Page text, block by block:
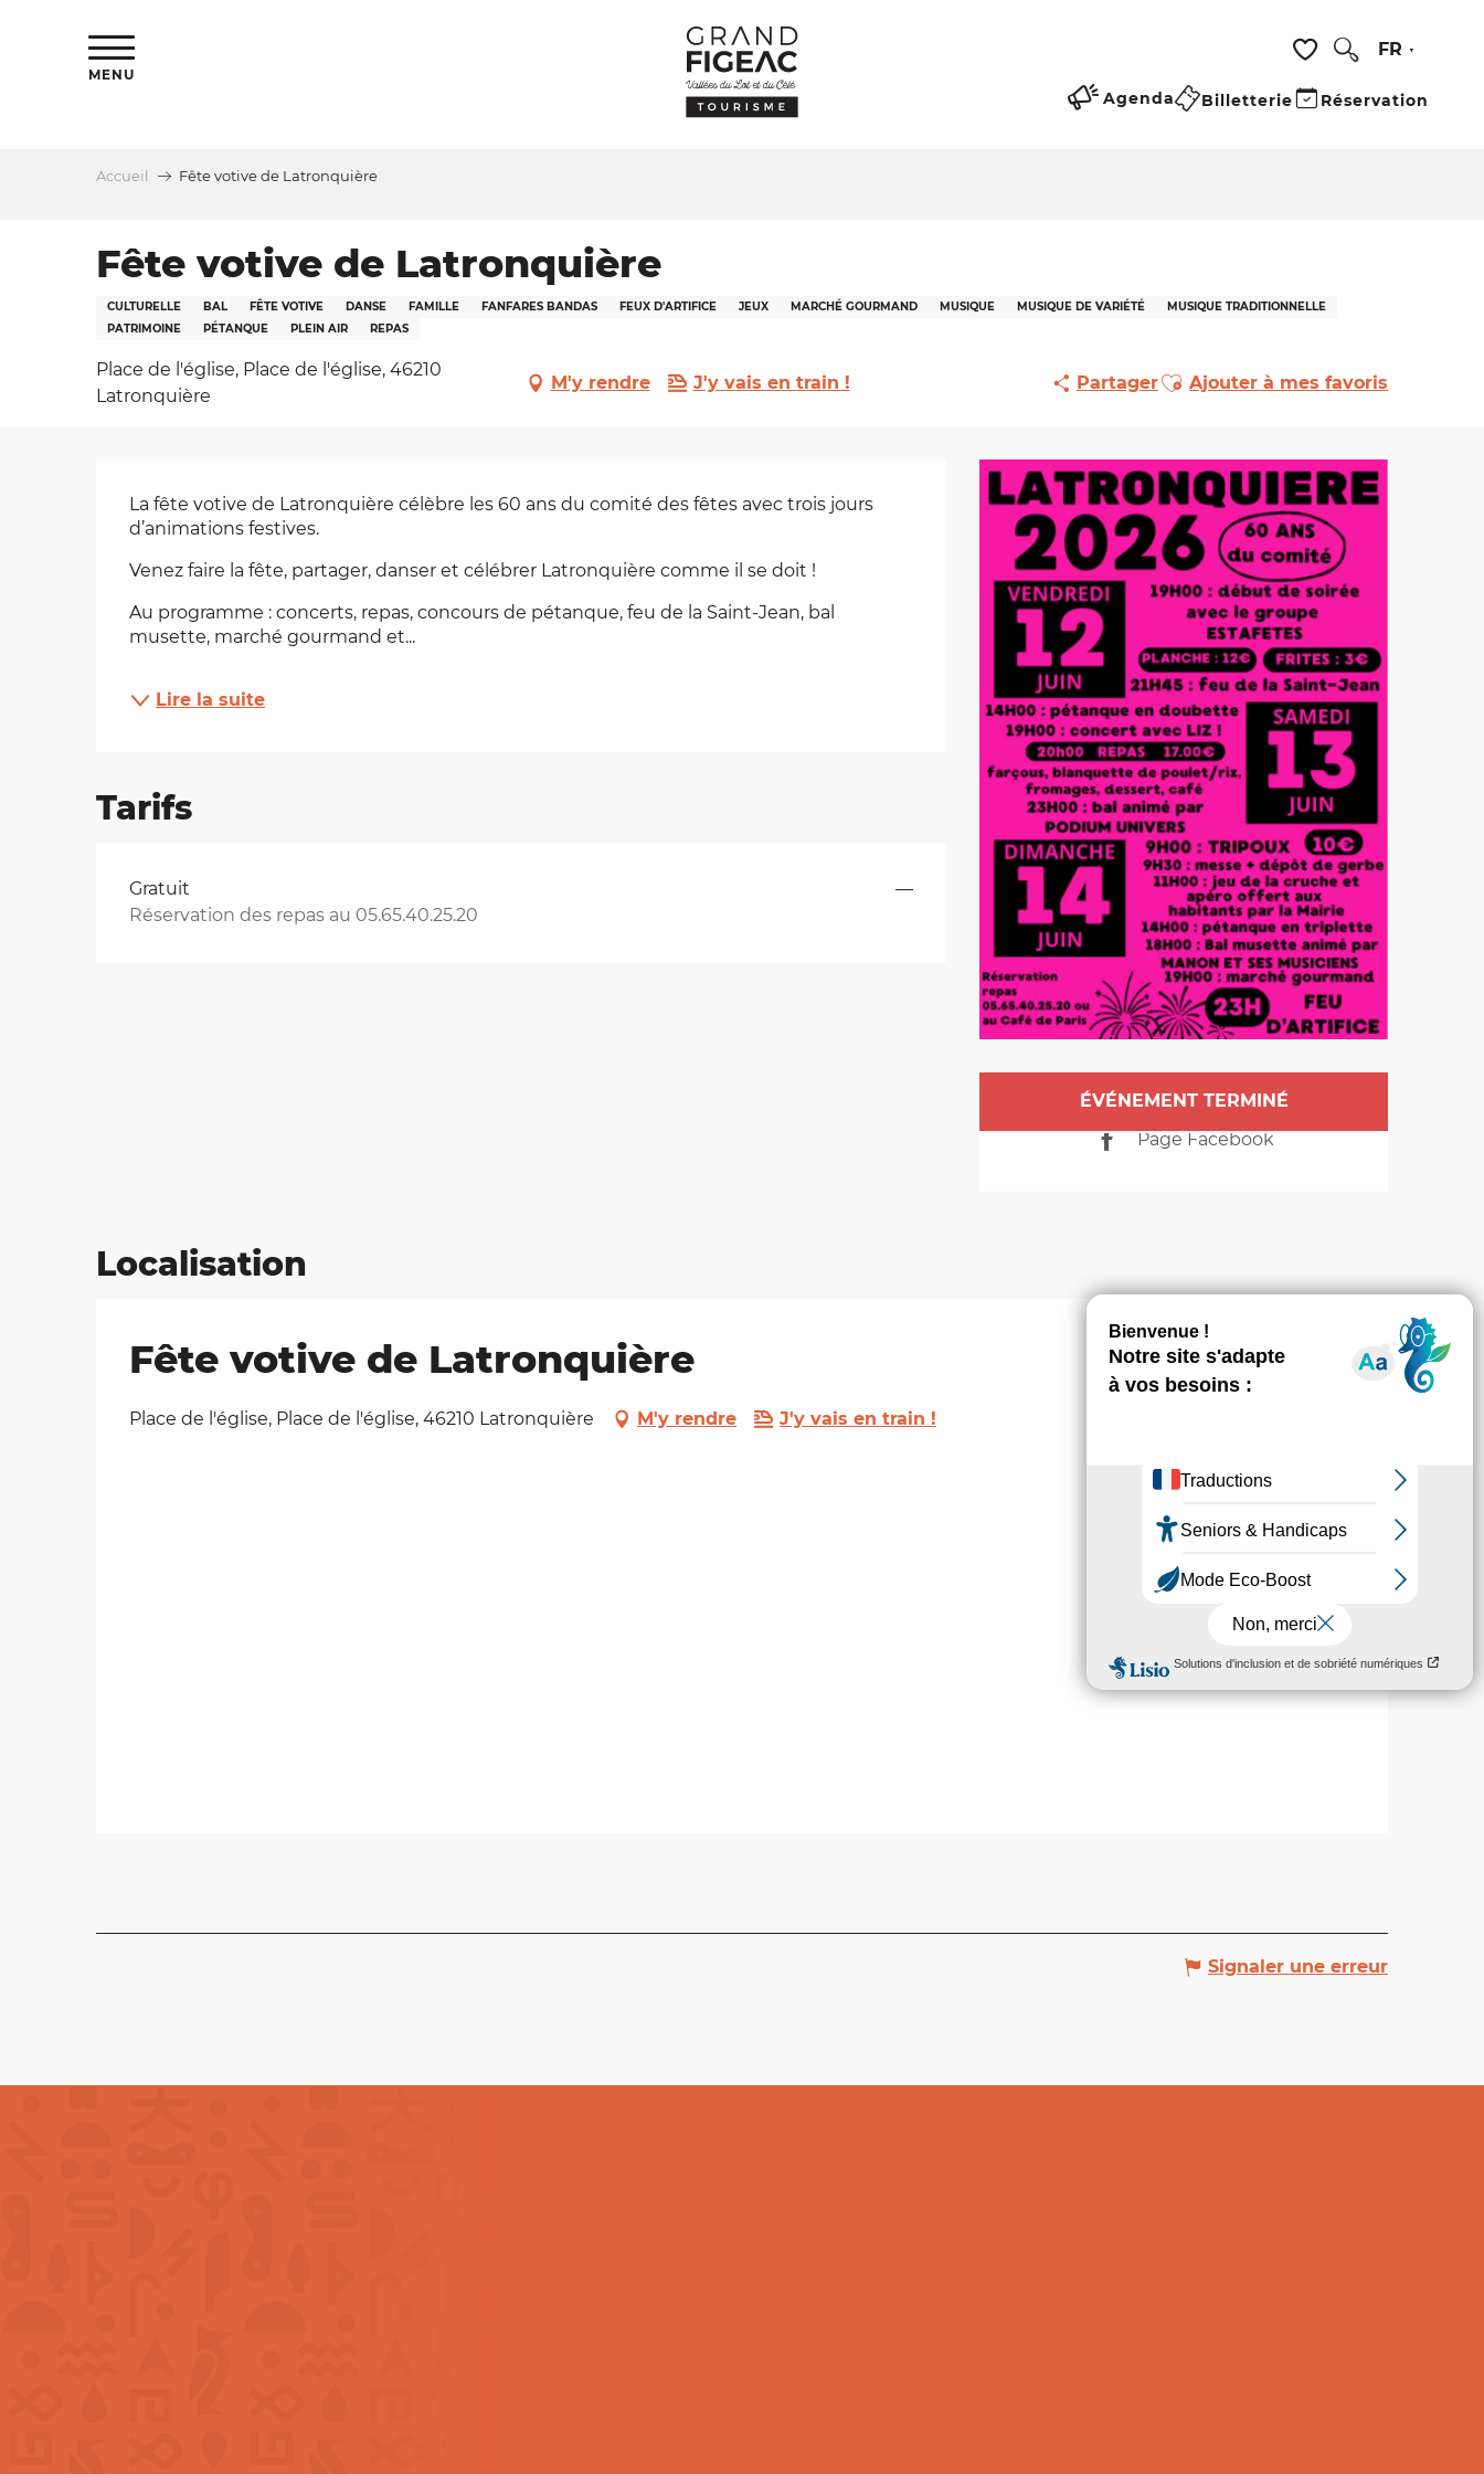
Voir les favoris
FR
MENU
Agenda Billetterie Réservation
Accueil Fête votive de Latronquière
Fête votive de Latronquière
CULTURELLE BAL FÊTE VOTIVE DANSE FAMILLE FANFARES BANDAS FEUX D'ARTIFICE JEUX MARCHÉ GOURMAND MUSIQUE MUSIQUE DE VARIÉTÉ
MUSIQUE TRADITIONNELLE
PATRIMOINE
PÉTANQUE PLEIN AIR REPAS
Place de l'église, Place de l'église, 46210
Latronquière
M'y rendre J'y vais en train ! PartagerAjouter aux favoris
Ajouter à mes favoris
Ouverture et
ÉVÉNEMENT TERMINÉ
Page Facebook
Description
La fête votive de Latronquière célèbre les 60 ans du comité des fêtes avec trois jours
d’animations festives.
Venez faire la fête, partager, danser et célébrer Latronquière comme il se doit !
Au programme : concerts, repas, concours de pétanque, feu de la Saint-Jean, bal
musette, marché gourmand et...
Lire la suite
Tarifs
Tarifs 2026
Gratuit
Réservation des repas au 05.65.40.25.20
—
Localisation
Fête votive de Latronquière
Place de l'église, Place de l'église, 46210 Latronquière M'y rendre J'y vais en train !
Signaler une erreur